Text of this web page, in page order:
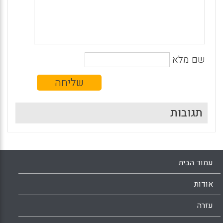
שם מלא
תגובות
עמוד הבית
אודות
עזרה